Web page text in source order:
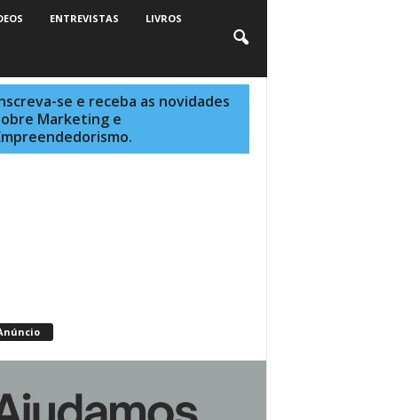
ENTREVISTAS LIVROS
se e receba as novidades
Marketing e